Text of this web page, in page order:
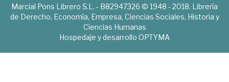
Marcial Pons Librero S.L. - B82947326 © 1948 - 2018. Librería
de Derecho, Economía, Empresa, Ciencias Sociales, Historia y
Ciencias Humanas
Hospedaje y desarrollo OPTYMA